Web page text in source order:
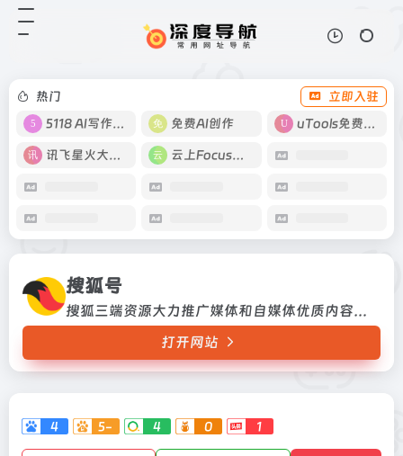
热门
立即入驻
5118 AI写作工具
免费AI创作 uTools免费工具箱
讯飞星火大模型 云上Focus接码
搜狐号
搜狐三端资源大力推广媒体和自媒体优质内容的平台。
打开网站
4 5- 4 0 1